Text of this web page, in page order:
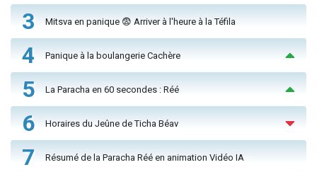
3 Mitsva en panique 😨 Arriver à l'heure à la Téfila
4 Panique à la boulangerie Cachère
5 La Paracha en 60 secondes : Réé
6 Horaires du Jeûne de Ticha Béav
7 Résumé de la Paracha Réé en animation Vidéo IA